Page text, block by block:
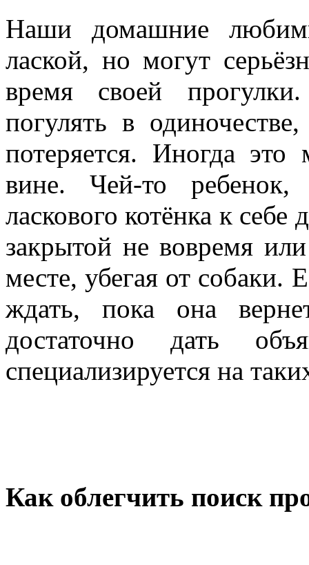
Наши домашние
лаской, но могут
время своей
погулять в
потеряется. Иногда
вине. Чей-то ребенок,
ласкового котёнка к
закрытой не вовремя
месте, убегая от собаки.
ждать, пока она
достаточно дать
специализируется на
Как облегчить поиск